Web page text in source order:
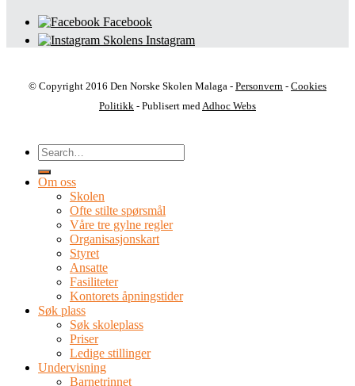
Facebook
Skolens Instagram
© Copyright 2016 Den Norske Skolen Malaga - Personvern - Cookies
Politikk - Publisert med Adhoc Webs
Om oss
Skolen
Ofte stilte spørsmål
Våre tre gylne regler
Organisasjonskart
Styret
Ansatte
Fasiliteter
Kontorets åpningstider
Søk plass
Søk skoleplass
Priser
Ledige stillinger
Undervisning
Barnetrinnet